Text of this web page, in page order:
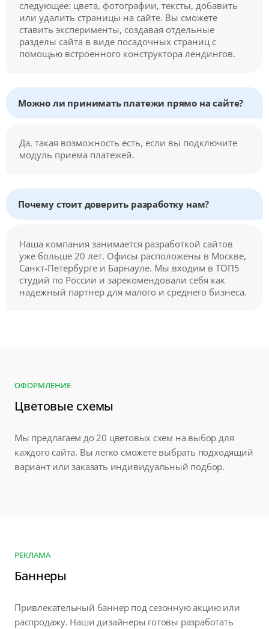
следующее: цвета, фотографии, тексты, добавить
или удалить страницы на сайте. Вы сможете
ставить эксперименты, создавая отдельные
разделы сайта в виде посадочных страниц с
помощью встроенного конструктора лендингов.
Можно ли принимать платежи прямо на сайте?
Да, такая возможность есть, если вы подключите
модуль приема платежей.
Почему стоит доверить разработку нам?
Наша компания занимается разработкой сайтов
уже больше 20 лет. Офисы расположены в Москве,
Санкт-Петербурге и Барнауле. Мы входим в ТОП5
студий по России и зарекомендовали себя как
надежный партнер для малого и среднего бизнеса.
ОФОРМЛЕНИЕ
Цветовые схемы
Мы предлагаем до 20 цветовых схем на выбор для
каждого сайта. Вы легко сможете выбрать подходящий
вариант или заказать индивидуальный подбор.
РЕКЛАМА
Баннеры
Привлекательный баннер под сезонную акцию или
распродажу. Наши дизайнеры готовы разработать